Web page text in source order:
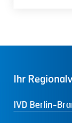
Ihr
IVD Berlin-